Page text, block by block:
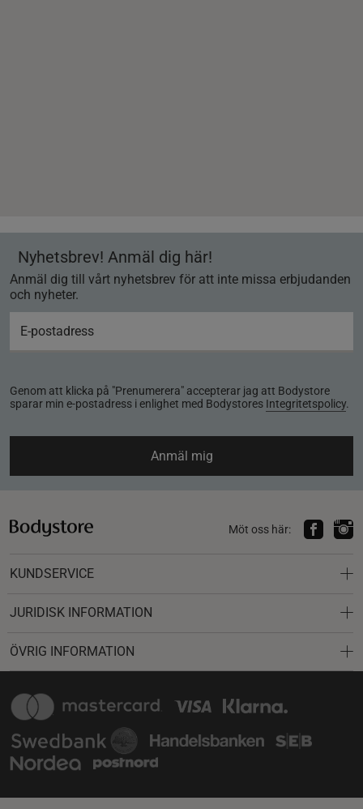
Nyhetsbrev! Anmäl dig här!
Anmäl dig till vårt nyhetsbrev för att inte missa erbjudanden
och nyheter.
Genom att klicka på "Prenumerera" accepterar jag att Bodystore
sparar min e-postadress i enlighet med Bodystores Integritetspolicy.
Anmäl mig
Möt oss här:
KUNDSERVICE
JURIDISK INFORMATION
ÖVRIG INFORMATION